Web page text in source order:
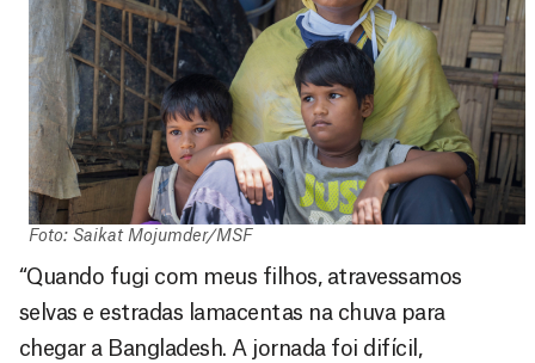
Foto: Saikat Mojumder/MSF
“Quando fugi com meus filhos, atravessamos
selvas e estradas lamacentas na chuva para
chegar a Bangladesh. A jornada foi difícil,